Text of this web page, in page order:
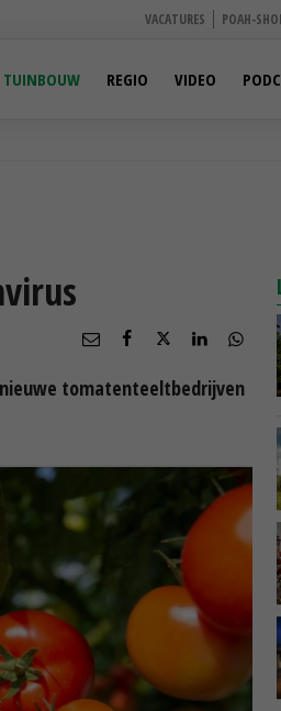
VACATURES POAH-
REGIO VIDEO
tomatenteeltbedrijven